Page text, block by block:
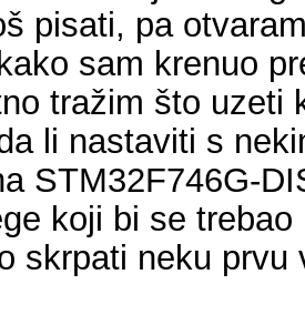
pisati, pa
sam krenuo
tražim što uzeti
li nastaviti s
STM32F746G-
koji bi se
skrpati neku prvu